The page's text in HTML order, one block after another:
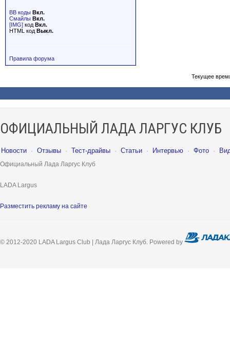
BB коды Вкл.
Смайлы Вкл.
[IMG] код Вкл.
HTML код Выкл.
Правила форума
Текущее
ОФИЦИАЛЬНЫЙ ЛАДА ЛАРГУС КЛУБ
Новости · Отзывы · Тест-драйвы · Статьи · Интервью · Фото ·
Официальный Лада Ларгус Клуб
LADA Largus
Разместить рекламу на сайте
© 2012-2020 LADA Largus Club | Лада Ларгус Клуб. Powered by